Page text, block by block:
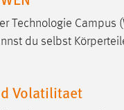
Technologie Campus
du selbst
Volatilitaet